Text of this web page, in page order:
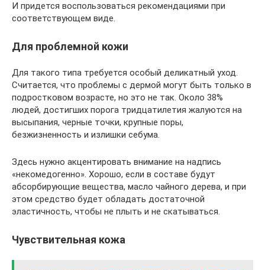
И придется воспользоваться рекомендациями при
соответствующем виде.
Для проблемной кожи
Для такого типа требуется особый деликатный уход.
Считается, что проблемы с дермой могут быть только в
подростковом возрасте, но это не так. Около 38%
людей, достигших порога тридцатилетия жалуются на
высыпания, черные точки, крупные поры,
безжизненность и излишки себума.
Здесь нужно акцентировать внимание на надпись
«некомедогенно». Хорошо, если в составе будут
абсорбирующие вещества, масло чайного дерева, и при
этом средство будет обладать достаточной
эластичность, чтобы не плыть и не скатываться.
Чувствительная кожа